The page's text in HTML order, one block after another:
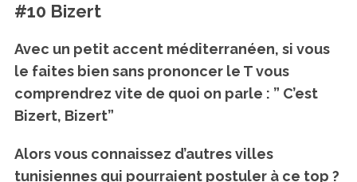
#10 Bizert
Avec un petit accent méditerranéen, si vous
le faites bien sans prononcer le T vous
comprendrez vite de quoi on parle : ” C’est
Bizert, Bizert”
Alors vous connaissez d’autres villes
tunisiennes qui pourraient postuler à ce top ?